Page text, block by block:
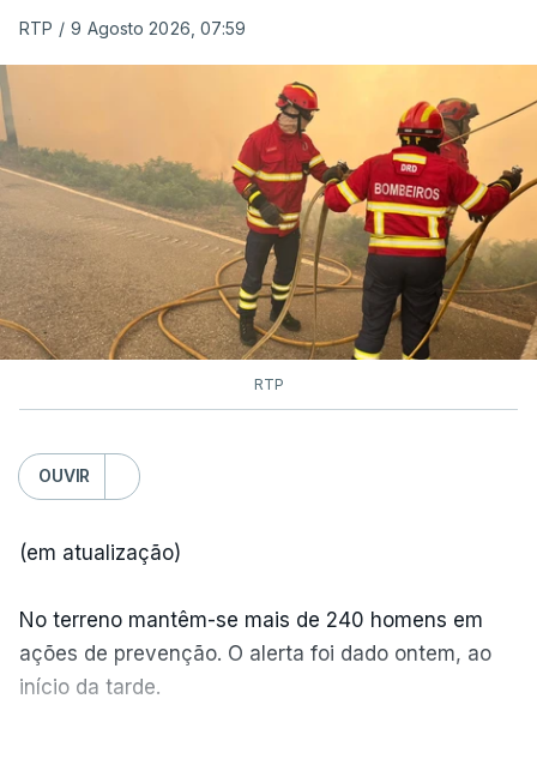
RTP / 9 Agosto 2026, 07:59
RTP
OUVIR
(em atualização)
No terreno mantêm-se mais de 240 homens em
ações de prevenção. O alerta foi dado ontem, ao
início da tarde.